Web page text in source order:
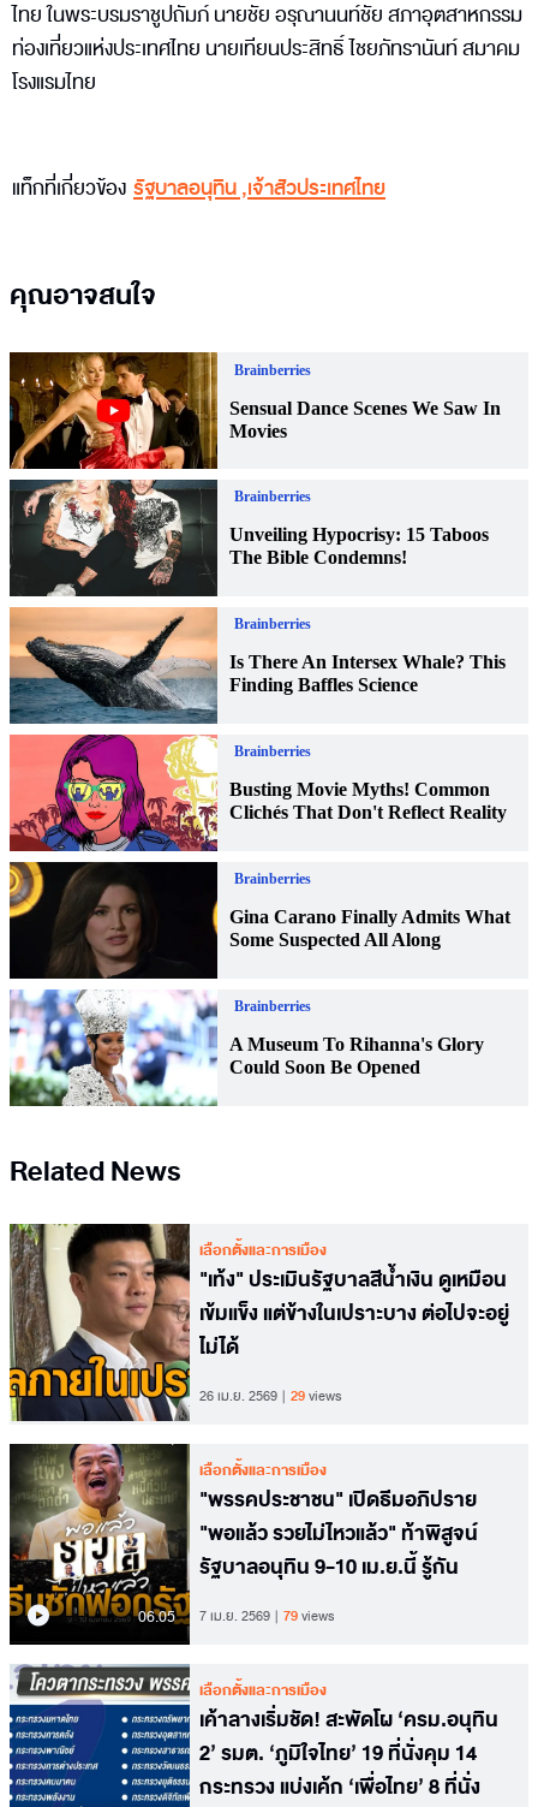
ไทย ในพระบรมราชูปถัมภ์ นายชัย อรุณานนท์ชัย สภาอุตสาหกรรม
ท่องเที่ยวแห่งประเทศไทย นายเทียนประสิทธิ์ ไชยภัทรานันท์ สมาคม
โรงแรมไทย
แท็กที่เกี่ยวข้อง รัฐบาลอนุทิน,เจ้าสัวประเทศไทย
คุณอาจสนใจ
Related News
เลือกตั้งและการเมือง
"เท้ง" ประเมินรัฐบาลสีน้ำเงิน ดูเหมือน
เข้มแข็ง แต่ข้างในเปราะบาง ต่อไปจะอยู่
ไม่ได้
26 เม.ย. 2569 29views
06.05
เลือกตั้งและการเมือง
"พรรคประชาชน" เปิดธีมอภิปราย
"พอแล้ว รวยไม่ไหวแล้ว" ท้าพิสูจน์
รัฐบาลอนุทิน 9-10 เม.ย.นี้ รู้กัน
7 เม.ย. 2569 79views
เลือกตั้งและการเมือง
เค้าลางเริ่มชัด! สะพัดโผ ‘ครม.อนุทิน
2’ รมต. ‘ภูมิใจไทย’ 19 ที่นั่งคุม 14
กระทรวง แบ่งเค้ก ‘เพื่อไทย’ 8 ที่นั่ง